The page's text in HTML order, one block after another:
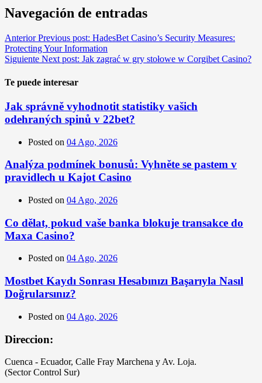
Navegación de entradas
Anterior Previous post: HadesBet Casino’s Security Measures:
Protecting Your Information
Siguiente Next post: Jak zagrać w gry stołowe w Corgibet Casino?
Te puede interesar
Jak správně vyhodnotit statistiky vašich
odehraných spinů v 22bet?
Posted on 04 Ago, 2026
Analýza podmínek bonusů: Vyhněte se pastem v
pravidlech u Kajot Casino
Posted on 04 Ago, 2026
Co dělat, pokud vaše banka blokuje transakce do
Maxa Casino?
Posted on 04 Ago, 2026
Mostbet Kaydı Sonrası Hesabınızı Başarıyla Nasıl
Doğrularsınız?
Posted on 04 Ago, 2026
Direccion:
Cuenca - Ecuador, Calle Fray Marchena y Av. Loja.
(Sector Control Sur)